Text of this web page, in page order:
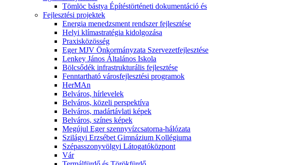
Tömlöc bástya Építéstörténeti dokumentáció és
Fejlesztési projektek
Energia menedzsment rendszer fejlesztése
Helyi klímastratégia kidolgozása
Praxisközösség
Eger MJV Önkormányzata Szervezetfejlesztése
Lenkey János Általános Iskola
Bölcsődék infrastrukturális fejlesztése
Fenntartható városfejlesztési programok
HerMAn
Belváros, hírlevelek
Belváros, közeli perspektíva
Belváros, madártávlati képek
Belváros, színes képek
Megújul Eger szennyvízcsatorna-hálózata
Szilágyi Erzsébet Gimnázium Kollégiuma
Szépasszonyvölgyi Látogatóközpont
Vár